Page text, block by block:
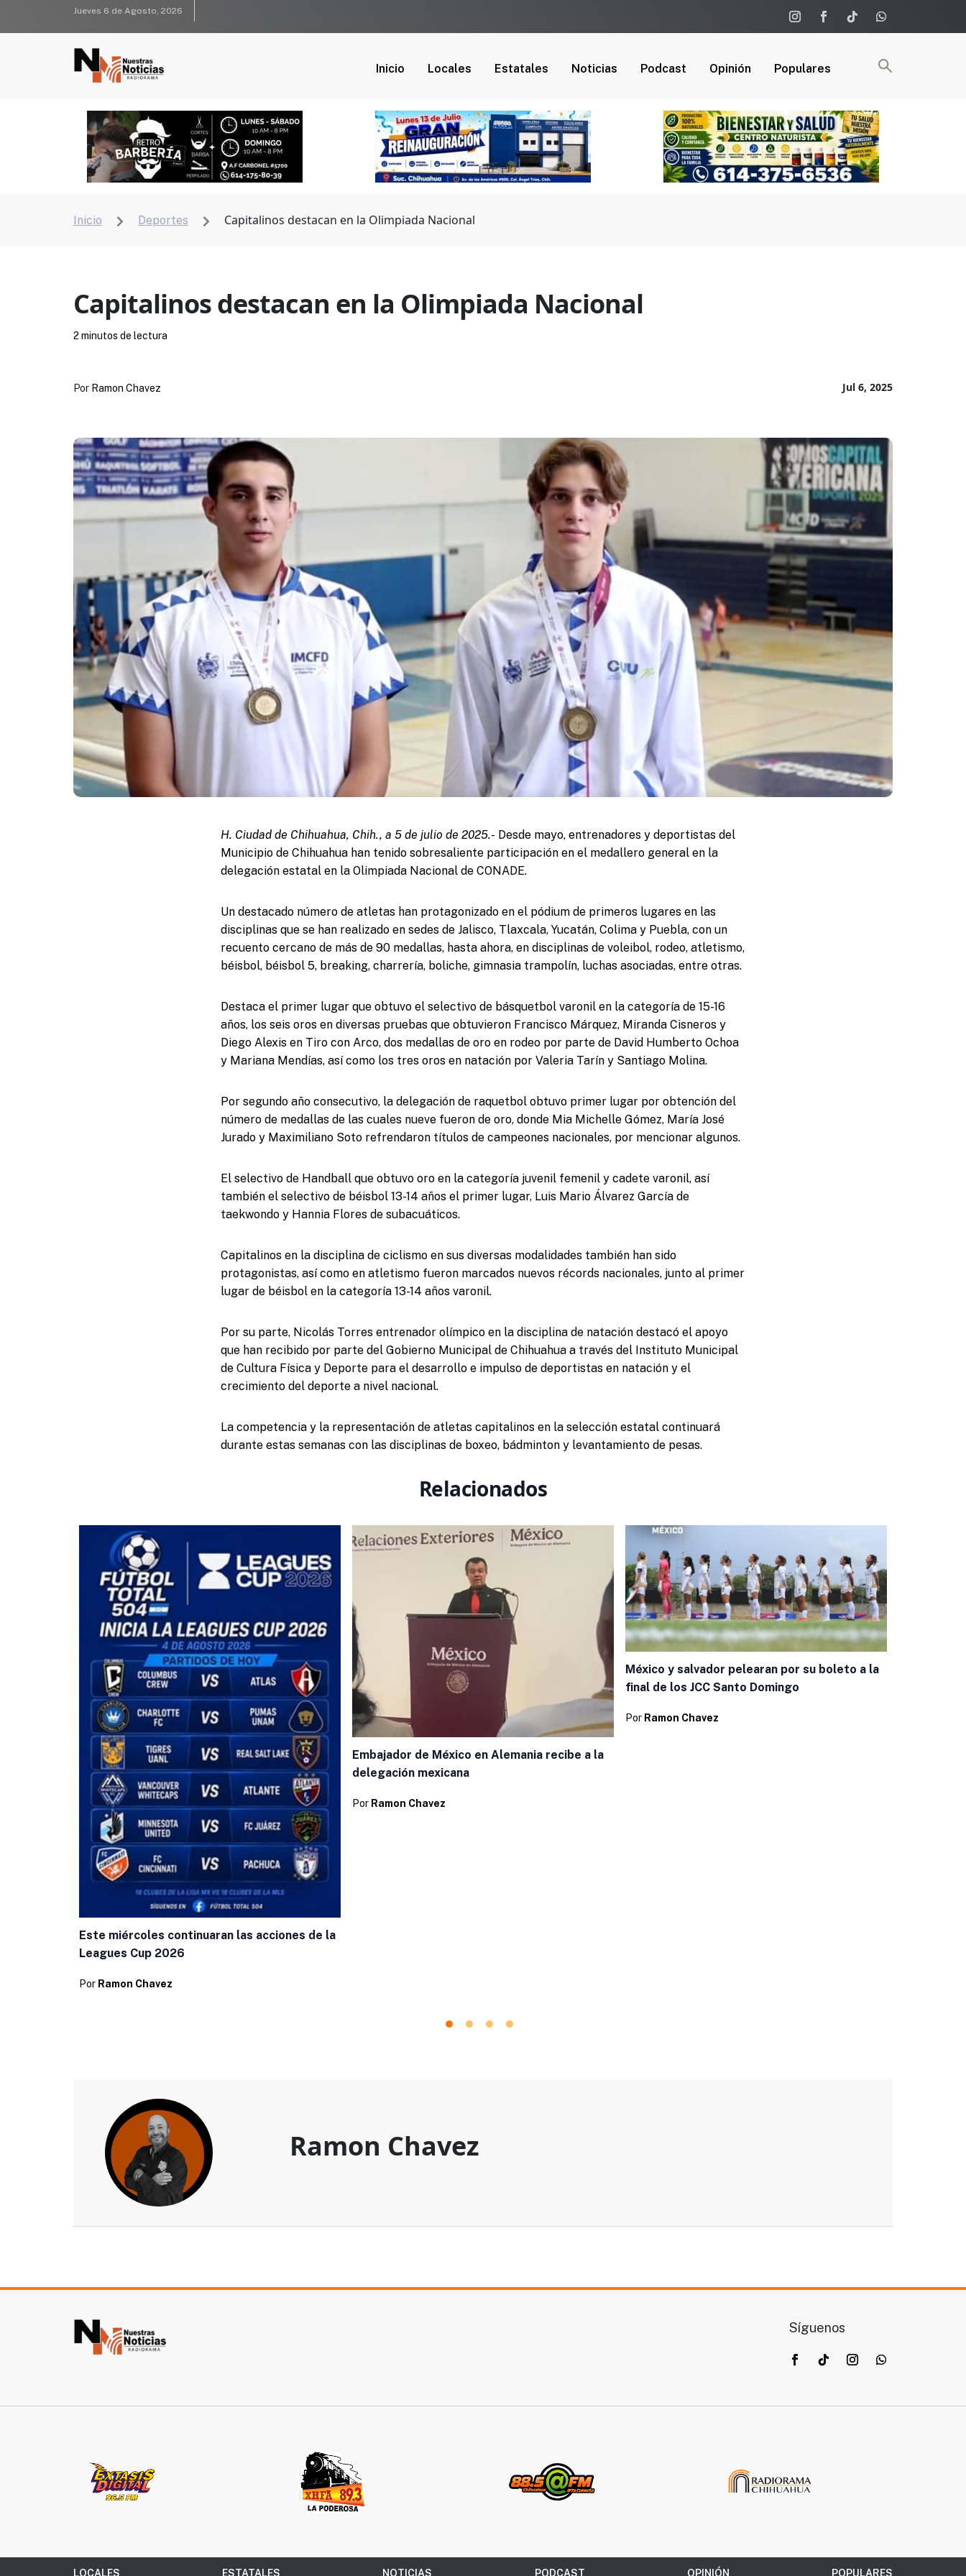
Jueves 6 de Agosto, 2026
Inicio Locales Estatales Noticias Podcast Opinión Populares
Inicio  Deportes  Capitalinos destacan en la Olimpiada Nacional
Capitalinos destacan en la Olimpiada Nacional
Jul 6, 2025
Por Ramon Chavez
2 minutos de lectura
H. Ciudad de Chihuahua, Chih., a 5 de julio de 2025.- Desde mayo, entrenadores y deportistas del
Municipio de Chihuahua han tenido sobresaliente participación en el medallero general en la
delegación estatal en la Olimpiada Nacional de CONADE.
Un destacado número de atletas han protagonizado en el pódium de primeros lugares en las
disciplinas que se han realizado en sedes de Jalisco, Tlaxcala, Yucatán, Colima y Puebla, con un
recuento cercano de más de 90 medallas, hasta ahora, en disciplinas de voleibol, rodeo, atletismo,
béisbol, béisbol 5, breaking, charrería, boliche, gimnasia trampolín, luchas asociadas, entre otras.
Destaca el primer lugar que obtuvo el selectivo de básquetbol varonil en la categoría de 15-16
años, los seis oros en diversas pruebas que obtuvieron Francisco Márquez, Miranda Cisneros y
Diego Alexis en Tiro con Arco, dos medallas de oro en rodeo por parte de David Humberto Ochoa
y Mariana Mendías, así como los tres oros en natación por Valeria Tarín y Santiago Molina.
Por segundo año consecutivo, la delegación de raquetbol obtuvo primer lugar por obtención del
número de medallas de las cuales nueve fueron de oro, donde Mia Michelle Gómez, María José
Jurado y Maximiliano Soto refrendaron títulos de campeones nacionales, por mencionar algunos.
El selectivo de Handball que obtuvo oro en la categoría juvenil femenil y cadete varonil, así
también el selectivo de béisbol 13-14 años el primer lugar, Luis Mario Álvarez García de
taekwondo y Hannia Flores de subacuáticos.
Capitalinos en la disciplina de ciclismo en sus diversas modalidades también han sido
protagonistas, así como en atletismo fueron marcados nuevos récords nacionales, junto al primer
lugar de béisbol en la categoría 13-14 años varonil.
Por su parte, Nicolás Torres entrenador olímpico en la disciplina de natación destacó el apoyo
que han recibido por parte del Gobierno Municipal de Chihuahua a través del Instituto Municipal
de Cultura Física y Deporte para el desarrollo e impulso de deportistas en natación y el
crecimiento del deporte a nivel nacional.
La competencia y la representación de atletas capitalinos en la selección estatal continuará
durante estas semanas con las disciplinas de boxeo, bádminton y levantamiento de pesas.
Relacionados
Este miércoles continuaran las acciones de la
Leagues Cup 2026
Por Ramon Chavez
Embajador de México en Alemania recibe a la
delegación mexicana
Por Ramon Chavez
México y salvador pelearan por su boleto a la
final de los JCC Santo Domingo
Por Ramon Chavez
Ramon Chavez
Síguenos
LOCALES ESTATALES NOTICIAS PODCAST OPINIÓN POPULARES